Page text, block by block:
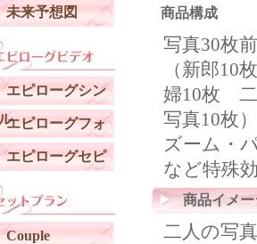
未来予想図
エピローグシン
エピローグフォ
エピローグセピ
Couple
商品構成
写真30枚
（新郎10
婦10枚
写真10枚）
ズーム・
など特殊
商品イメ
二人の写